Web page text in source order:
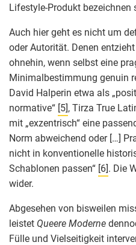
Lifestyle-Produkt bezeichnen
Auch hier geht es nicht um
oder Autorität. Denen
ohnehin, wenn selbst eine
Minimalbestimmung genuin
David Halperin etwa als
normative“ [5], Tirza True
mit „exzentrisch“ eine
Norm abweichend oder […]
nicht in konventionelle
Schablonen passen“ [6]. Die
wider.
Abgesehen von bisweilen
leistet Queere Moderne
Fülle und Vielseitigkeit